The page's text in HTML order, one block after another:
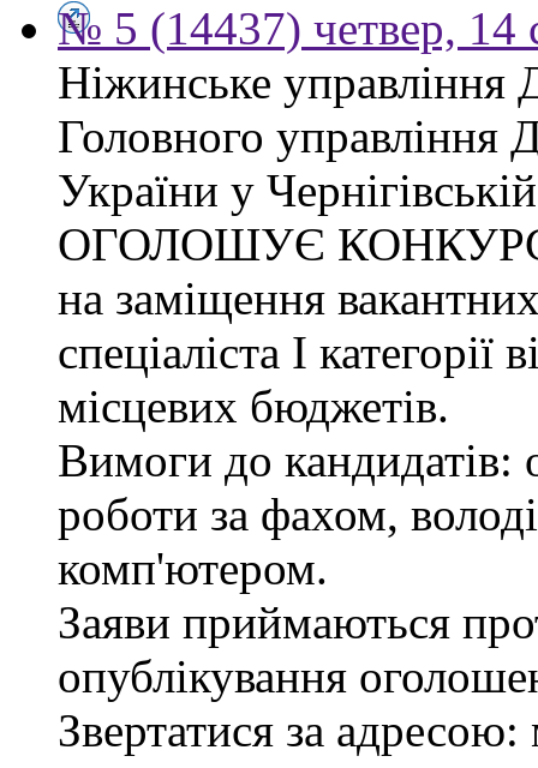
№ 5 (14437) четвер, 14
Ніжинське управління
Головного управління
України у
ОГОЛОШУЄ
на заміщення
спеціаліста І
місцевих бюджетів.
Вимоги до кандидатів:
роботи за фахом,
комп'ютером.
Заяви приймаються
опублікування
Звертатися за